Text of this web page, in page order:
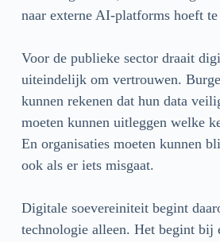
naar externe AI-platforms hoeft
Voor de publieke sector draait
uiteindelijk om vertrouwen.
kunnen rekenen dat hun data
moeten kunnen uitleggen welke
En organisaties moeten kunnen
ook als er iets misgaat.
Digitale soevereiniteit begint
technologie alleen. Het begint bij